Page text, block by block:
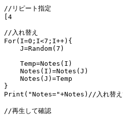
//リピート指定
[4
//入れ替え
For(I=0;I<7;I++){
    J=Random(7)
    Temp=Notes(I)
    Notes(I)=Notes(J)
    Notes(J)=Temp
}
Print("Notes="+Notes)//入れ替え
//再生して確認